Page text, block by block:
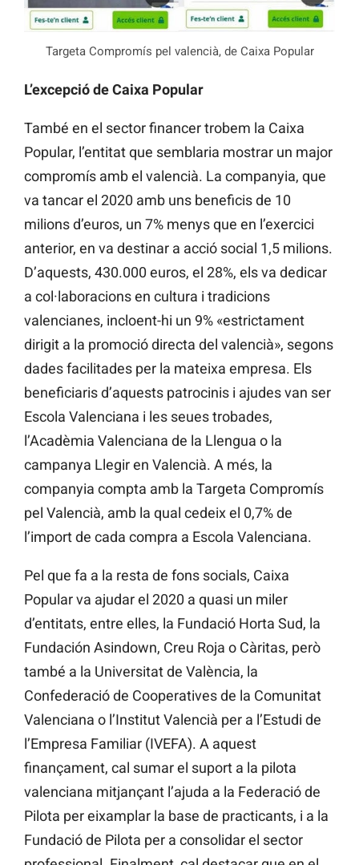
Targeta Compromís pel valencià, de Caixa Popular
L’excepció de Caixa Popular
També en el sector financer trobem la Caixa
Popular, l’entitat que semblaria mostrar un major
compromís amb el valencià. La companyia, que
va tancar el 2020 amb uns beneficis de 10
milions d’euros, un 7% menys que en l’exercici
anterior, en va destinar a acció social 1,5 milions.
D’aquests, 430.000 euros, el 28%, els va dedicar
a col·laboracions en cultura i tradicions
valencianes, incloent-hi un 9% «estrictament
dirigit a la promoció directa del valencià», segons
dades facilitades per la mateixa empresa. Els
beneficiaris d’aquests patrocinis i ajudes van ser
Escola Valenciana i les seues trobades,
l’Acadèmia Valenciana de la Llengua o la
campanya Llegir en Valencià. A més, la
companyia compta amb la Targeta Compromís
pel Valencià, amb la qual cedeix el 0,7% de
l’import de cada compra a Escola Valenciana.
Pel que fa a la resta de fons socials, Caixa
Popular va ajudar el 2020 a quasi un miler
d’entitats, entre elles, la Fundació Horta Sud, la
Fundación Asindown, Creu Roja o Càritas, però
també a la Universitat de València, la
Confederació de Cooperatives de la Comunitat
Valenciana o l’Institut Valencià per a l’Estudi de
l’Empresa Familiar (IVEFA). A aquest
finançament, cal sumar el suport a la pilota
valenciana mitjançant l’ajuda a la Federació de
Pilota per eixamplar la base de practicants, i a la
Fundació de Pilota per a consolidar el sector